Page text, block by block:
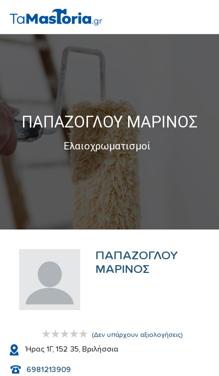
ΠΑΠΑΖΟΓΛΟΥ ΜΑΡΙΝΟΣ
Ελαιοχρωματισμοί
ΠΑΠΑΖΟΓΛΟΥ
ΜΑΡΙΝΟΣ
(Δεν υπάρχουν αξιολογήσεις)
Ήρας 1Γ, 152 35, Βριλήσσια
6981213909